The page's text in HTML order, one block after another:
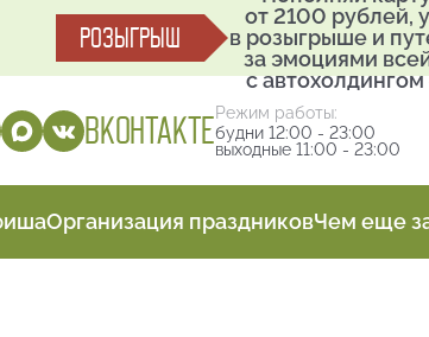
РОЗЫГРЫШ
от 2100 рублей,
в розыгрыше и
за эмоциями
с
ВКОНТАКТЕРежим работы:
будни 12:00 - 23:00
выходные 11:00 - 23:00
Организация праздниковЧем еще